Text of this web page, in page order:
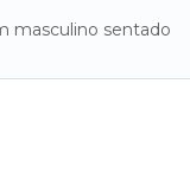
masculino sentado